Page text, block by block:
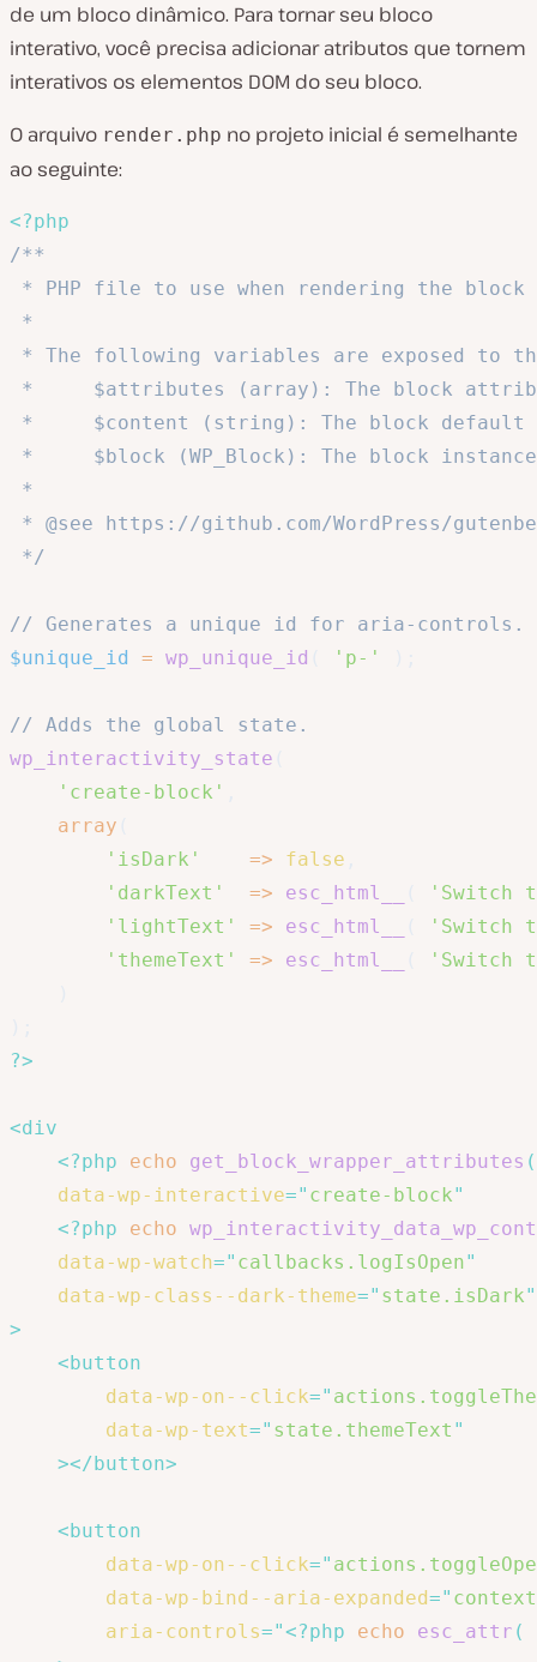
de um bloco dinâmico. Para tornar seu bloco
interativo, você precisa adicionar atributos que tornem
interativos os elementos DOM do seu bloco.
O arquivo render.php no projeto inicial é semelhante
ao seguinte:
<?php
/**
* PHP file to use when rendering the
*
* The following variables are exposed to
*     $attributes (array): The block
*     $content (string): The block default
*     $block (WP_Block): The block
*
* @see https://github.com/WordPress/
*/
// Generates a unique id for aria-controls.
$unique_id
= wp_unique_id 'p-'
// Adds the global state.
wp_interactivity_state
'create-block'
array
'isDark'
=> false
'darkText'
=> esc_html__
'Switch
'lightText'
=> esc_html__
'Switch
'themeText'
=> esc_html__
'Switch
?>
<div
<?php
echo get_block_wrapper_attributes (
data-wp-interactive=" create-block"
<?php
echo
data-wp-watch=" callbacks.logIsOpen"
data-wp-class--dark-theme=" state.isDark"
>
<button
data-wp-on--click="
data-wp-text=" state.themeText "
></button>
<button
data-wp-on--click="
data-wp-bind--aria-expanded="
aria-controls="<?php echo esc_attr (